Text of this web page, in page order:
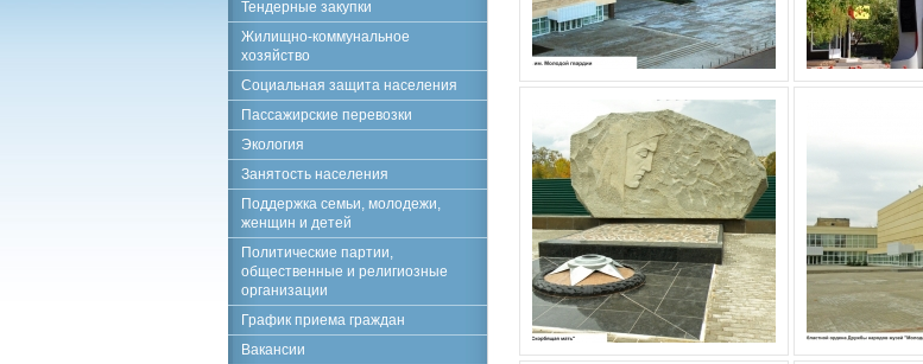
Тендерные закупки
Жилищно-коммунальное
хозяйство
Социальная защита населения
Пассажирские перевозки
Экология
Занятость населения
Поддержка семьи, молодежи,
женщин и детей
Политические партии,
общественные и религиозные
организации
График приема граждан
Вакансии